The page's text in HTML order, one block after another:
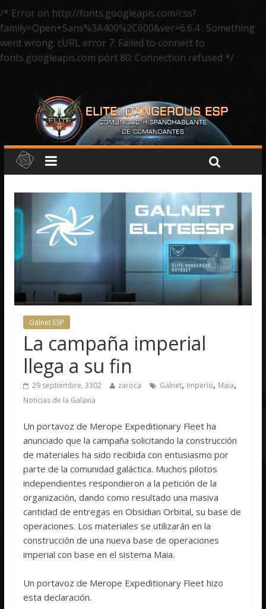
/* Error on http://fonts.googleapis.com/css?
family=Open+Sans%3A400%2C600&ver=6.6.4 : Something
went wrong: cURL error 7: Failed to connect to
fonts.googleapis.com port 80: Connection refused */
Galnet ESP
La campaña imperial
llega a su fin
29 septiembre, 3302 zaroca Galnet, Imperio, Maia,
Noticias de la Galaxia
Un portavoz de Merope Expeditionary Fleet ha
anunciado que la campaña solicitando la construcción
de materiales ha sido recibida con entusiasmo por
parte de la comunidad galáctica. Muchos pilotos
independientes respondieron a la petición de la
organización, dando como resultado una masiva
cantidad de entregas en Obsidian Orbital, su base de
operaciones. Los materiales se utilizarán en la
construcción de una nueva base de operaciones
imperial con base en el sistema Maia.
Un portavoz de Merope Expeditionary Fleet hizo
esta declaración.